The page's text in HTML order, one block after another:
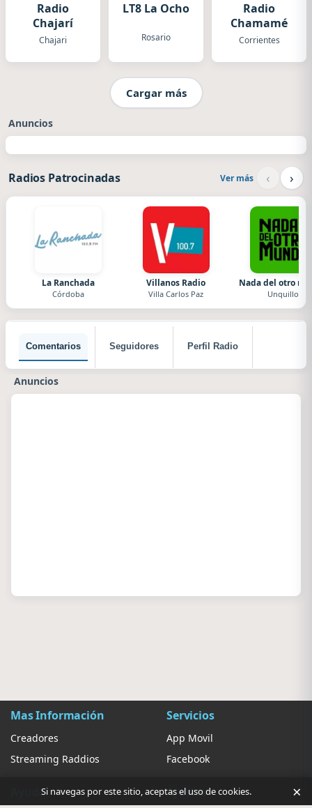
Radio
Chajarí
Chajari
LT8 La Ocho
Rosario
Radio
Chamamé
Corrientes
Cargar más
Anuncios
Radios Patrocinadas Ver más ‹ ›
La Ranchada
Córdoba
Villanos Radio
Villa Carlos Paz
Nada del otro
Unquillo
Comentarios Seguidores Perfil Radio
Anuncios
Mas Información
Creadores
Streaming Raddios
Servicios
App Movil
Facebook
Ayuda Ajustes
Si navegas por este sitio, aceptas el uso de cookies. ×